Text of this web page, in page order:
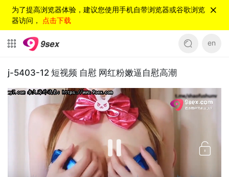
为了提高浏览器体验，建议您使用手机自带浏览器或谷歌浏览
器访问， 点击下载
en
j-5403-12 短视频 自慰 网红粉嫩逼自慰高潮